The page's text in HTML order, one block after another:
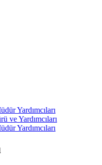
Yardımcıları
ve Yardımcıları
Yardımcıları